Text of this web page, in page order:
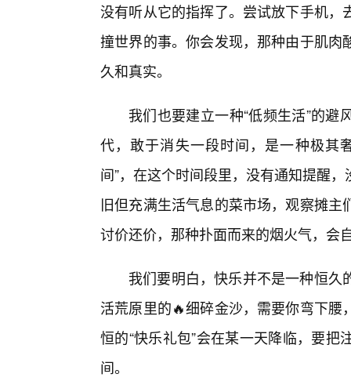
没有听从它的指挥了。尝试放下手机
撞世界的事。你会发现，那种由于肌
久和真实。
我们也要建立一种“低频生活”的
代，敢于消失一段时间，是一种极其
间”，在这个时间段里，没有通知提醒
旧但充满生活气息的菜市场，观察摊
讨价还价，那种扑面而来的烟火气，会
我们要明白，快乐并不是一种恒
活荒原里的🔥细碎金沙，需要你弯下
恒的“快乐礼包”会在某一天降临，要
间。